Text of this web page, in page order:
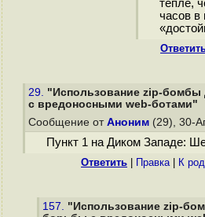
тепле,
часов в
29. "Использование zip-
с вредоносными web-ботами"
Сообщение от Аноним (29), 30-
Пункт 1 на Диком Западе:
Ответить Правка| К
157. "Использование zip-